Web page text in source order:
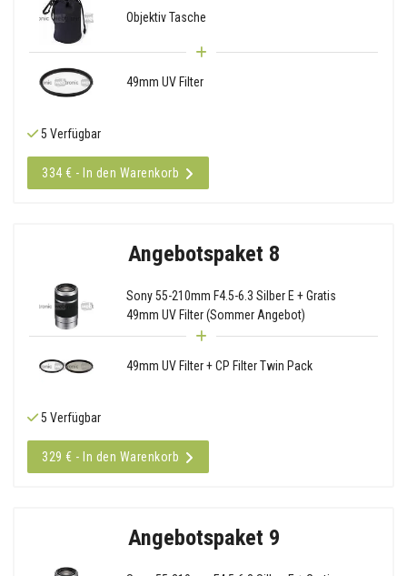
Objektiv Tasche
49mm UV Filter
5 Verfügbar
334 € - In den Warenkorb
Angebotspaket 8
Sony 55-210mm F4.5-6.3 Silber E + Gratis
49mm UV Filter (Sommer Angebot)
49mm UV Filter + CP Filter Twin Pack
5 Verfügbar
329 € - In den Warenkorb
Angebotspaket 9